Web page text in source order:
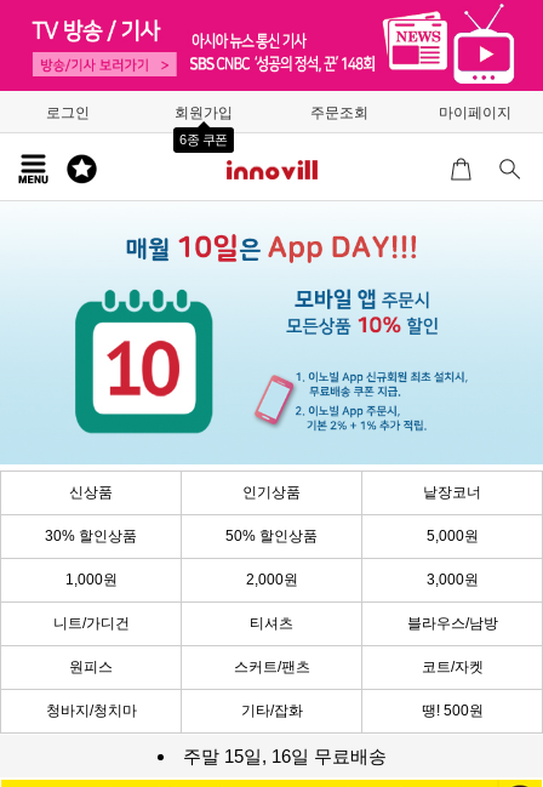
로그인 회원가입
6종 쿠폰
주문조회 마이페이지
신상품 인기상품 낱장코너
30% 할인상품 50% 할인상품 5,000원
1,000원 2,000원 3,000원
니트/가디건 티셔츠 블라우스/남방
원피스 스커트/팬츠 코트/자켓
청바지/청치마 기타/잡화 땡! 500원
주말 15일, 16일 무료배송